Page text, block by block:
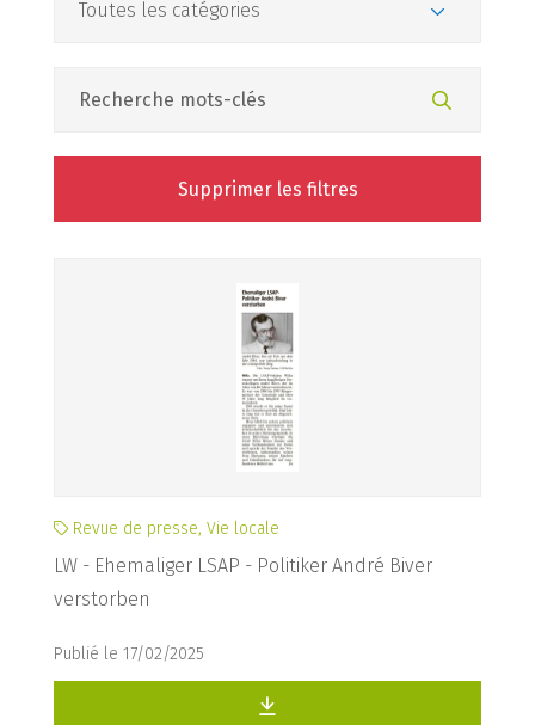
Supprimer les filtres
Revue de presse, Vie locale
LW - Ehemaliger LSAP - Politiker André Biver
verstorben
Publié le 17/02/2025